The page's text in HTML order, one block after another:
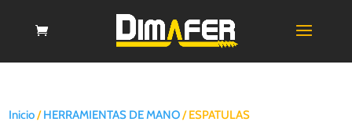
Inicio/HERRAMIENTAS DE MANO/ ESPATULAS